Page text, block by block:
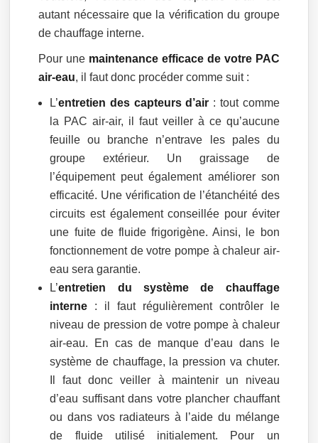
autant nécessaire que la vérification du groupe
de chauffage interne.
Pour une maintenance efficace de votre PAC
air-eau, il faut donc procéder comme suit :
L’entretien des capteurs d’air : tout comme
la PAC air-air, il faut veiller à ce qu’aucune
feuille ou branche n’entrave les pales du
groupe extérieur. Un graissage de
l’équipement peut également améliorer son
efficacité. Une vérification de l’étanchéité des
circuits est également conseillée pour éviter
une fuite de fluide frigorigène. Ainsi, le bon
fonctionnement de votre pompe à chaleur air-
eau sera garantie.
L’entretien du système de chauffage
interne : il faut régulièrement contrôler le
niveau de pression de votre pompe à chaleur
air-eau. En cas de manque d’eau dans le
système de chauffage, la pression va chuter.
Il faut donc veiller à maintenir un niveau
d’eau suffisant dans votre plancher chauffant
ou dans vos radiateurs à l’aide du mélange
de fluide utilisé initialement. Pour un